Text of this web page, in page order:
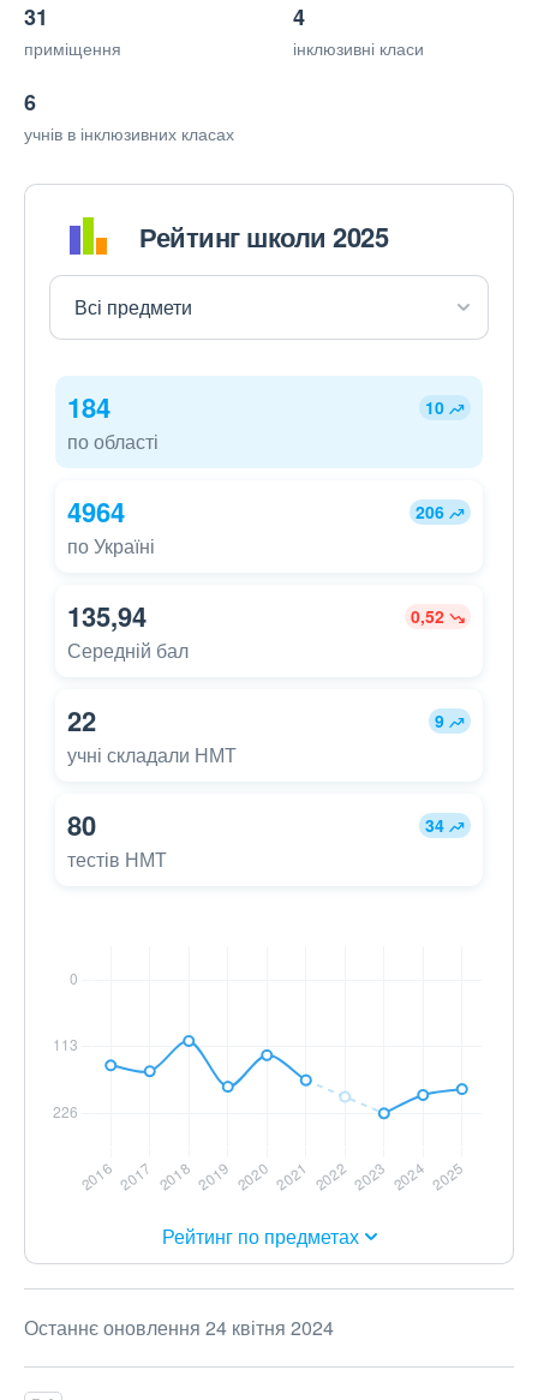
31
приміщення
4
інклюзивні класи
6
учнів в інклюзивних класах
Рейтинг школи 2025
184 10
по області
4964 206
по Україні
135,94 0,52
Середній бал
22 9
учні складали НМТ
80 34
тестів НМТ
Рейтинг по предметах
Останнє оновлення 24 квітня 2024